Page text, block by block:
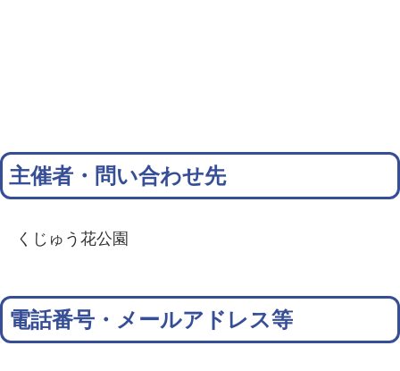
主催者・問い合わせ先
くじゅう花公園
電話番号・メールアドレス等